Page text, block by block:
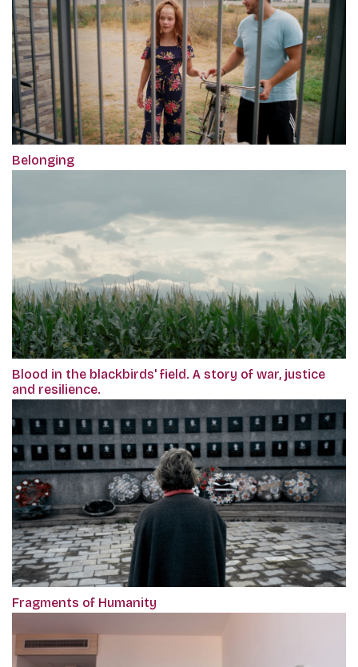
Belonging
Blood in the blackbirds' field. A story of war, justice
and resilience.
Fragments of Humanity